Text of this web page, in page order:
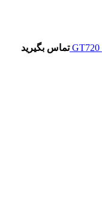
تماس بگیرید